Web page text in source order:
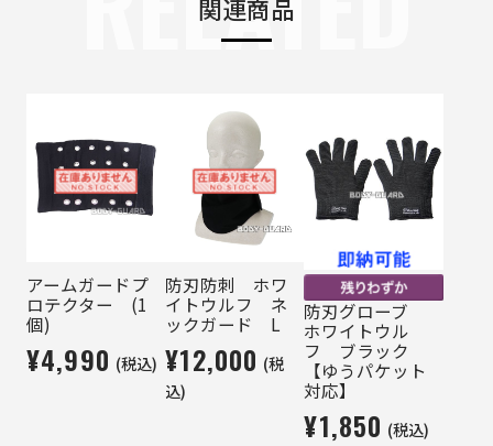
関連商品
アームガードプ
ロテクター (1
個)
¥4,990 (税込)
防刃防刺 ホワ
イトウルフ ネ
ックガード L
¥12,000 (税
込)
防刃グローブ
ホワイトウル
フ ブラック
【ゆうパケット
対応】
¥1,850 (税込)